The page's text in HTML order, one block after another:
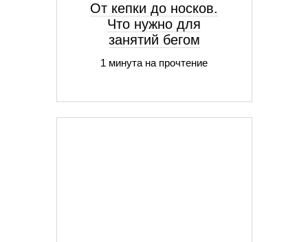
От кепки до носков.
Что нужно для
занятий бегом
1 минута на прочтение